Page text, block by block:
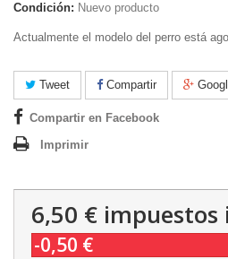
Condición: Nuevo producto
Actualmente el modelo del perro está
Tweet Compartir
Compartir en Facebook
Imprimir
6,50 € impuestos
-0,50 €